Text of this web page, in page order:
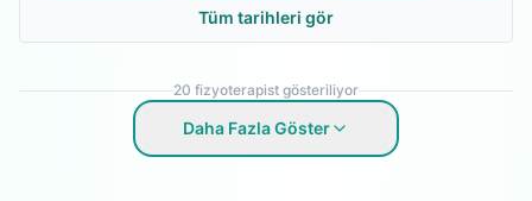
Tüm tarihleri gör
20 fizyoterapist gösteriliyor
Daha Fazla Göster